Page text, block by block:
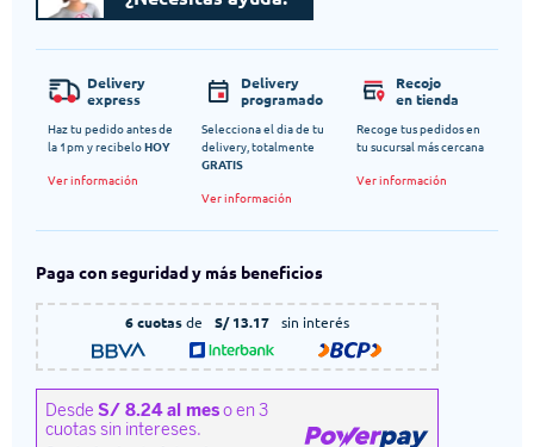
Delivery
express
Haz tu pedido antes de
la 1pm y recibeloHOY
Ver información
Delivery
programado
Selecciona el dia de tu
delivery, totalmente
GRATIS
Ver información
Recojo
en tienda
Recoge tus pedidos en
tu sucursal más cercana
Ver información
Paga con seguridad y más beneficios
6 cuotasde S/ 13.17 sin interés